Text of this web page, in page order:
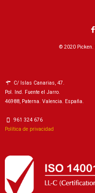
© 2020 Picken.
C/ Islas Canarias, 47.
Pol. Ind. Fuente el Jarro.
46988, Paterna. Valencia. España.
961 324 676
Política de privacidad